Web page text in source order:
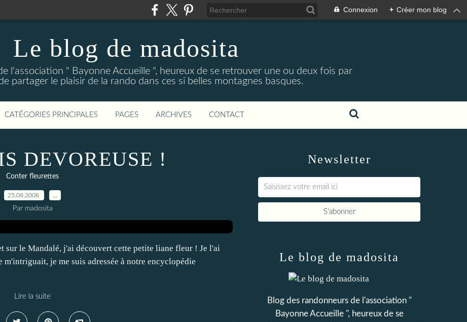
Connexion + Créer mon blog
Le blog de madosita
l'association " Bayonne Accueille ", heureux de se retrouver une ou deux fois par
partager le plaisir de la rando dans ces si belles montagnes basques.
CATÉGORIES PRINCIPALES PAGES ARCHIVES CONTACT
DEVOREUSE !
Conter fleurettes
25.08.2008
Par madosita
sur le Mandalé, j'ai découvert cette petite liane fleur ! Je l'ai
je me suis adressée à notre encyclopédie
Lire la suite
Newsletter
Le blog de madosita
Blog des randonneurs de l'association "
Bayonne Accueille ", heureux de se